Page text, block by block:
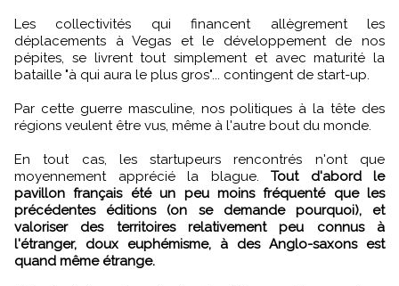
Les collectivités qui financent allègrement les
déplacements à Vegas et le développement de nos
pépites, se livrent tout simplement et avec maturité la
bataille "à qui aura le plus gros"... contingent de start-up.
Par cette guerre masculine, nos politiques à la tête des
régions veulent être vus, même à l'autre bout du monde.
En tout cas, les startupeurs rencontrés n'ont que
moyennement apprécié la blague. Tout d'abord le
pavillon français été un peu moins fréquenté que les
précédentes éditions (on se demande pourquoi), et
valoriser des territoires relativement peu connus à
l'étranger, doux euphémisme, à des Anglo-saxons est
quand même étrange.